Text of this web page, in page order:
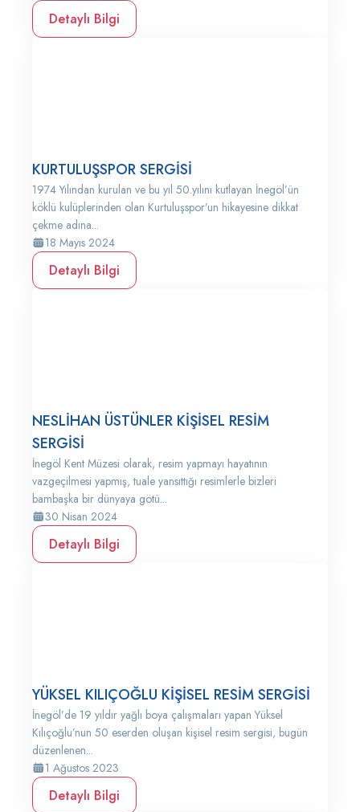
Detaylı Bilgi
KURTULUŞSPOR SERGİSİ
1974 Yılından kurulan ve bu yıl 50.yılını kutlayan İnegöl’ün
köklü kulüplerinden olan Kurtuluşspor’un hikayesine dikkat
çekme adına...
18 Mayıs 2024
Detaylı Bilgi
NESLİHAN ÜSTÜNLER KİŞİSEL RESİM
SERGİSİ
İnegöl Kent Müzesi olarak, resim yapmayı hayatının
vazgeçilmesi yapmış, tuale yansıttığı resimlerle bizleri
bambaşka bir dünyaya götü...
30 Nisan 2024
Detaylı Bilgi
YÜKSEL KILIÇOĞLU KİŞİSEL RESİM SERGİSİ
İnegöl’de 19 yıldır yağlı boya çalışmaları yapan Yüksel
Kılıçoğlu’nun 50 eserden oluşan kişisel resim sergisi, bugün
düzenlenen...
1 Ağustos 2023
Detaylı Bilgi